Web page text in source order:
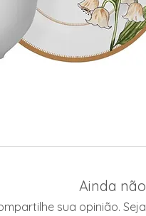
Ainda
sua opinião.